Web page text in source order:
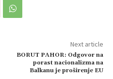
Next article
BORUT PAHOR: Odgovor na
porast nacionalizma na
Balkanu je proširenje EU